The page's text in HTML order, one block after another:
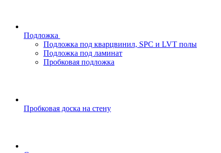
Подложка
Подложка под кварцвинил, SPC и LVT полы
Подложка под ламинат
Пробковая подложка
Пробковая доска на стену